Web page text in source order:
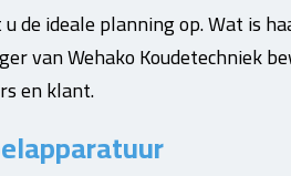
de ideale planning op. Wat is
van Wehako Koudetechniek
en klant.